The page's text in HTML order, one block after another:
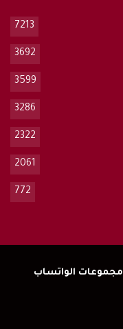
7213
3692
3599
3286
2322
2061
772
مجموعات الواتساب